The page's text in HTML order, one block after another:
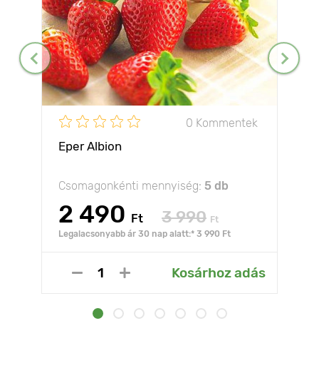
0 Kommentek
Eper Albion
Csomagonkénti mennyiség: 5 db
2 490 Ft 3 990 Ft
Legalacsonyabb ár 30 nap alatt:* 3 990 Ft
Kosárhoz adás